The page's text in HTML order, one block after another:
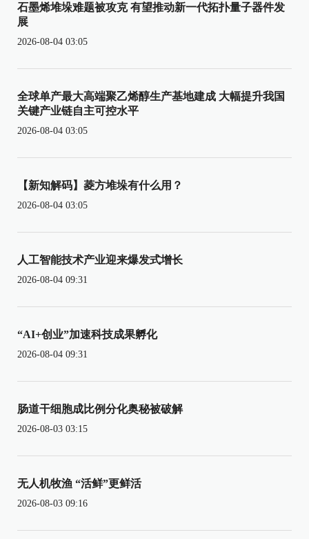
石墨烯堆垛难题被攻克 有望推动新一代拓扑量子器件发
展
2026-08-04 03:05
全球单产最大高端聚乙烯醇生产基地建成 大幅提升我国
关键产业链自主可控水平
2026-08-04 03:05
【新知解码】菱方堆垛有什么用？
2026-08-04 03:05
人工智能技术产业迎来爆发式增长
2026-08-04 09:31
“AI+创业”加速科技成果孵化
2026-08-04 09:31
肠道干细胞成比例分化奥秘被破解
2026-08-03 03:15
无人机牧渔 “活鲜”更鲜活
2026-08-03 09:16